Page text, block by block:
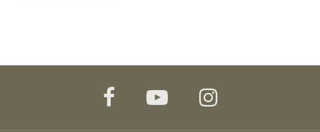
facebookyoutubeinstagram